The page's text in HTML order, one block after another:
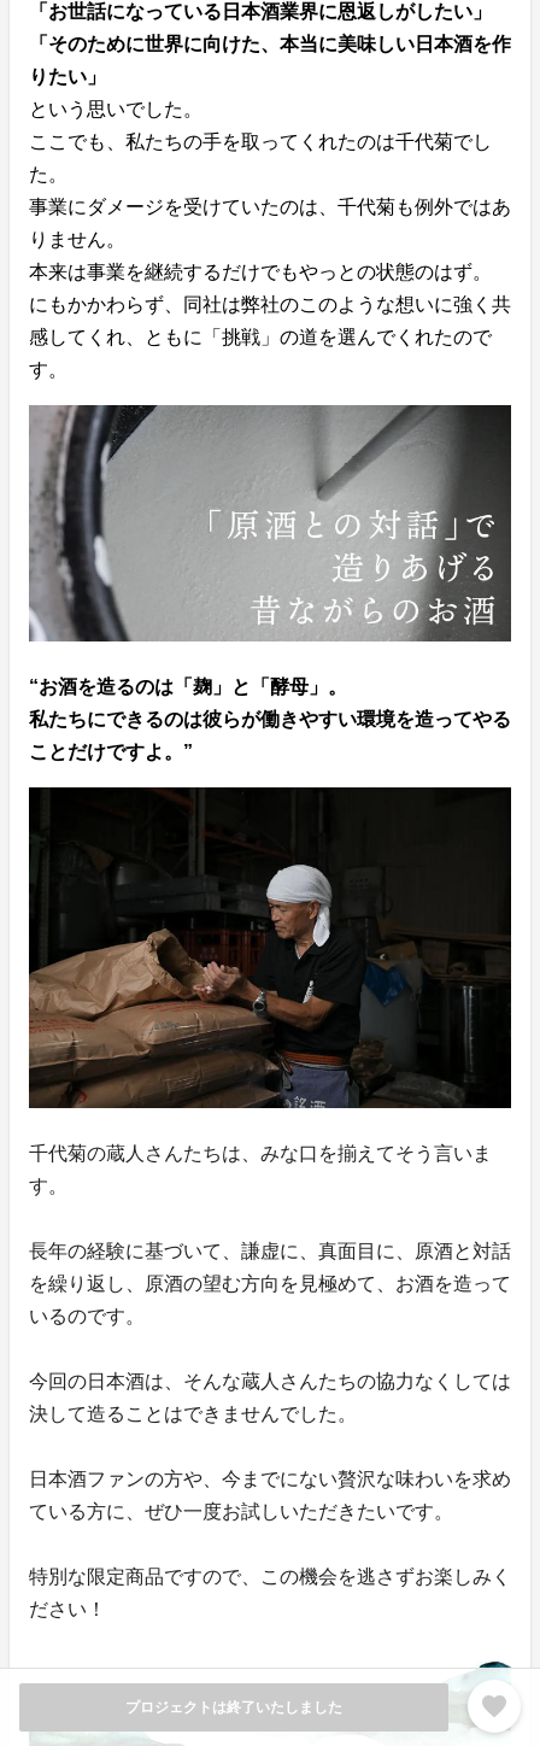
プロジェクトは終了いたしました favorite
「お世話になっている日本酒業界に恩返しがしたい」
「そのために世界に向けた、本当に美味しい日本酒を作
りたい」
という思いでした。
ここでも、私たちの手を取ってくれたのは千代菊でし
た。
事業にダメージを受けていたのは、千代菊も例外ではあ
りません。
本来は事業を継続するだけでもやっとの状態のはず。
にもかかわらず、同社は弊社のこのような想いに強く共
感してくれ、ともに「挑戦」の道を選んでくれたので
す。
“お酒を造るのは「麹」と「酵母」。
私たちにできるのは彼らが働きやすい環境を造ってやる
ことだけですよ。”
千代菊の蔵人さんたちは、みな口を揃えてそう言いま
す。
長年の経験に基づいて、謙虚に、真面目に、原酒と対話
を繰り返し、原酒の望む方向を見極めて、お酒を造って
いるのです。
今回の日本酒は、そんな蔵人さんたちの協力なくしては
決して造ることはできませんでした。
日本酒ファンの方や、今までにない贅沢な味わいを求め
ている方に、ぜひ一度お試しいただきたいです。
特別な限定商品ですので、この機会を逃さずお楽しみく
ださい！